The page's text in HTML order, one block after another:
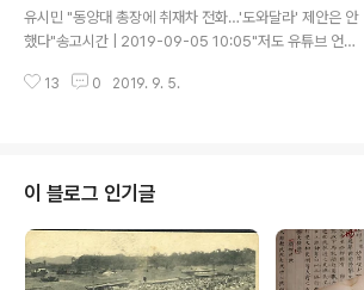
마자 검찰이 그의 부인 정경심 동양대 교수를 기소했다고
발표한 것이다. 기소란 무엇인가? 한자로는 起訴라 쓰고,
검사가 특정한 형사사건에 대하여 법원의 심판을 구하는
유시민 "동양대 총장에 취재차 전화…'도와달라' 제안은 안
했다"송고시간 | 2019-09-05 10:05"저도 유튜브 언론
쁜 쪽으로만 본다…조 후보자 아내 청탁전화한 것 아냐" 조
해 나는 미디어론이라는 관점에서 무척이나 중요한 대목을
간취한다고 보는데 언론환경의 변화가 그것이라, 구체적으
로는 1인 매체 시대의 본격 개막을 명징하는 한 사례로 본
다. 저에서 유시민은 그 자신을 "유튜브 언론인"이라 소개
하면서, 그런 언론인으로서 "사실관계 확인"을 위해 동양대
13 0 2019. 9. 5.
이 블로그 인기글